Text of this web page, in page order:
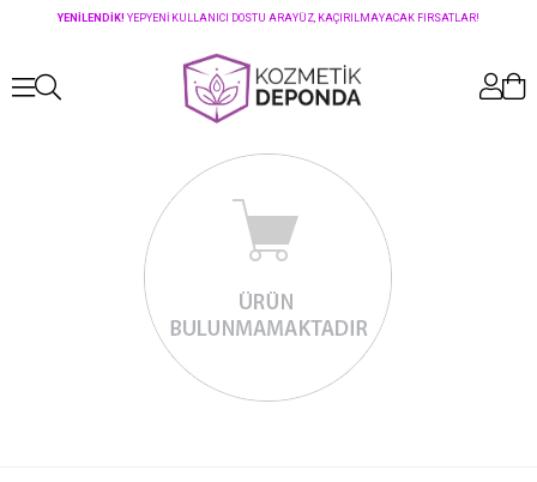
YENİLENDİK! YEPYENİ KULLANICI DOSTU ARAYÜZ, KAÇIRILMAYACAK FIRSATLAR!